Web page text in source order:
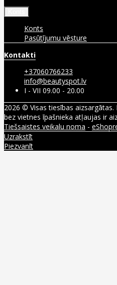
Konts
Pasūtījumu vēsture
Kontakti
+37060766233
info@beautyspot.lv
I - VII 09.00 - 20.00
2026 © Visas tiesības
bez vietnes īpašnieka atļaujas ir
Tiešsaistes veikalu noma -
Uzrakstīt
Piezvanīt